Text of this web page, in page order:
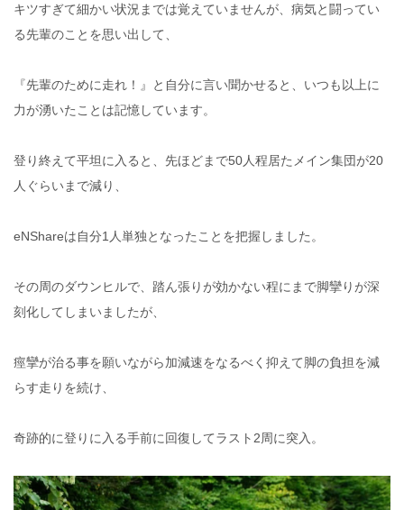
キツすぎて細かい状況までは覚えていませんが、病気と闘ってい
る先輩のことを思い出して、
『先輩のために走れ！』と自分に言い聞かせると、いつも以上に
力が湧いたことは記憶しています。
登り終えて平坦に入ると、先ほどまで50人程居たメイン集団が20
人ぐらいまで減り、
eNShareは自分1人単独となったことを把握しました。
その周のダウンヒルで、踏ん張りが効かない程にまで脚攣りが深
刻化してしまいましたが、
痙攣が治る事を願いながら加減速をなるべく抑えて脚の負担を減
らす走りを続け、
奇跡的に登りに入る手前に回復してラスト2周に突入。